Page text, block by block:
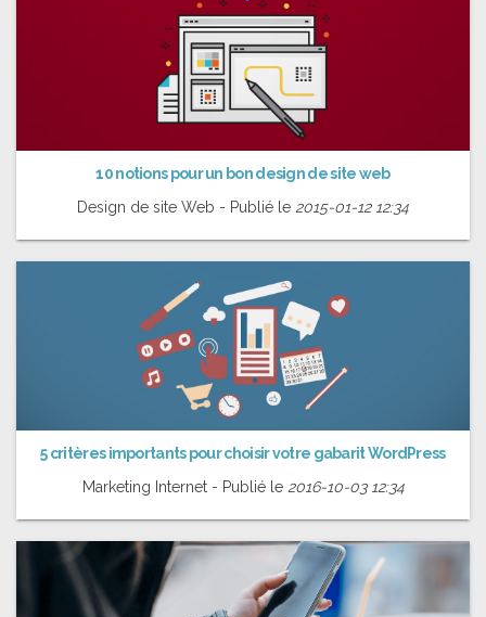
10 notions pour un bon design de site web
Design de site Web - Publié le 2015-01-12 12:34
5 critères importants pour choisir votre gabarit WordPress
Marketing Internet - Publié le 2016-10-03 12:34